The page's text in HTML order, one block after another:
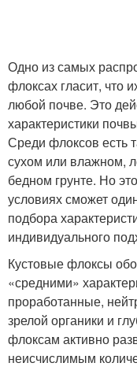
Одно из самых
флоксах гласит, что
любой почве. Это
характеристики
Среди флоксов есть
сухом или влажном,
бедном грунте. Но
условиях сможет
подбора
индивидуального
Кустовые флоксы
«средними»
проработанные,
зрелой органики и
флоксам активно
неисчислимым